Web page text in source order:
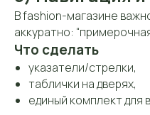
В fashion-магазине
аккуратно:
Что сделать
указатели/стрелки,
таблички на дверях,
единый комплект для